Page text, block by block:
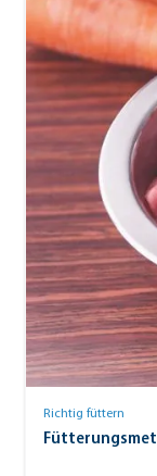
Richtig füttern